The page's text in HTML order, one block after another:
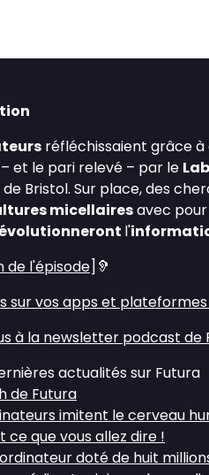
réfléchissaient grâce à
et le pari relevé – par le
de Bristol. Sur place, des
micellairesavec
l'
de l'épisode]🦻
sur vos apps et
à la newsletter podcast de
actualités sur Futura
de Futura
imitent le cerveau
ce que vous allez dire !
doté de huit